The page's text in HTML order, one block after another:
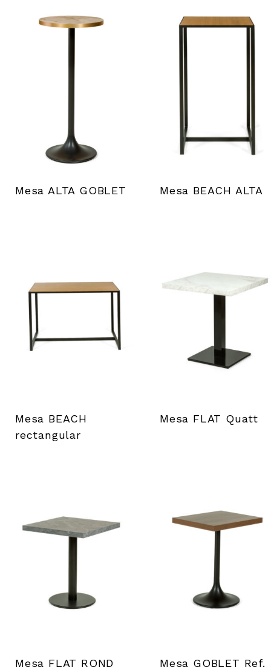
Mesa ALTA GOBLET Mesa BEACH ALTA
Mesa BEACH
rectangular
Mesa FLAT Quatt
Mesa FLAT ROND
Mesa GOBLET Ref.